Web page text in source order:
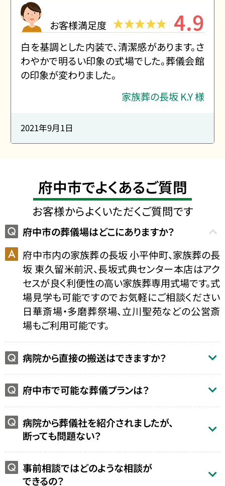
お客様満足度 4.9
白を基調とした内装で、清潔感があります。さ
わやかで明るい印象の式場でした。葬儀会館
の印象が変わりました。
家族葬の長坂 K.Y 様
2021年9月1日
府中市でよくあるご質問
お客様からよくいただくご質問です
府中市の葬儀場はどこにありますか？
府中市内の家族葬の長坂 小平仲町、家族葬の長
坂 東久留米前沢、長坂式典センター本店はアク
セスが良く利便性の高い家族葬専用式場です。式
場見学も可能ですのでお気軽にご相談ください
日華斎場・多磨葬祭場、立川聖苑などの公営斎
場もご利用可能です。
病院から直接の搬送はできますか？
府中市で可能な葬儀プランは？
病院から葬儀社を紹介されましたが、
断っても問題ない？
事前相談ではどのような相談が
できるの？